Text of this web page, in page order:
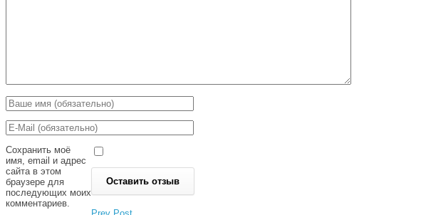
Сохранить моё
имя, email и адрес
сайта в этом
браузере для
последующих моих
комментариев.
Prev Post